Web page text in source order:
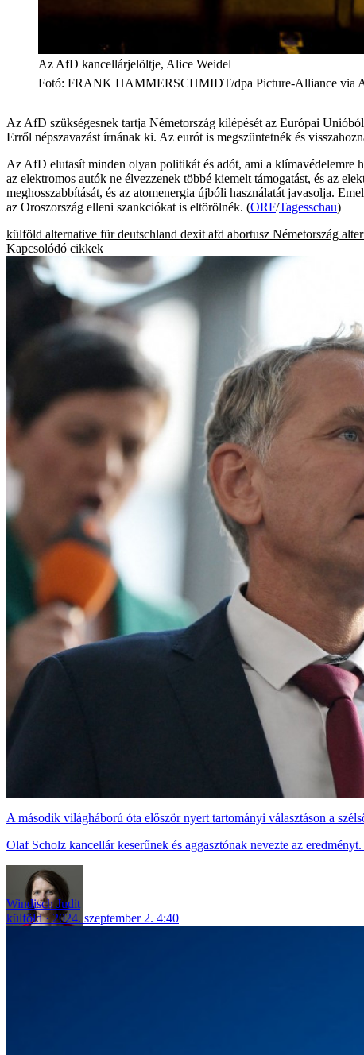
Az AfD kancellárjelöltje, Alice Weidel
Fotó: FRANK HAMMERSCHMIDT/dpa Picture-Alliance via
Az AfD szükségesnek tartja Németország kilépését az Európai
Erről népszavazást írnának ki. Az eurót is megszüntetnék és
Az AfD elutasít minden olyan politikát és adót, ami a klímavédelemre
az elektromos autók ne élvezzenek többé kiemelt támogatást, és az
meghosszabbítását, és az atomenergia újbóli használatát javasolja.
az Oroszország elleni szankciókat is eltörölnék. (ORF/Tagesschau)
külföld alternative für deutschland dexit afd abortusz Németország
Kapcsolódó cikkek
A második világháború óta először nyert tartományi választáson a
Olaf Scholz kancellár keserűnek és aggasztónak nevezte az
Windisch Judit
külföld
2024. szeptember 2. 4:40